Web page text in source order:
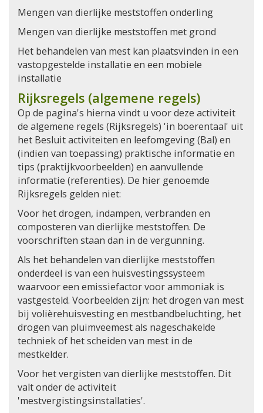
Mengen van dierlijke meststoffen onderling
Mengen van dierlijke meststoffen met grond
Het behandelen van mest kan plaatsvinden in een
vastopgestelde installatie en een mobiele
installatie
Rijksregels (algemene regels)
Op de pagina's hierna vindt u voor deze activiteit
de algemene regels (Rijksregels) 'in boerentaal' uit
het Besluit activiteiten en leefomgeving (Bal) en
(indien van toepassing) praktische informatie en
tips (praktijkvoorbeelden) en aanvullende
informatie (referenties). De hier genoemde
Rijksregels gelden niet:
Voor het drogen, indampen, verbranden en
composteren van dierlijke meststoffen. De
voorschriften staan dan in de vergunning.
Als het behandelen van dierlijke meststoffen
onderdeel is van een huisvestingssysteem
waarvoor een emissiefactor voor ammoniak is
vastgesteld. Voorbeelden zijn: het drogen van mest
bij volièrehuisvesting en mestbandbeluchting, het
drogen van pluimveemest als nageschakelde
techniek of het scheiden van mest in de
mestkelder.
Voor het vergisten van dierlijke meststoffen. Dit
valt onder de activiteit
'mestvergistingsinstallaties'.